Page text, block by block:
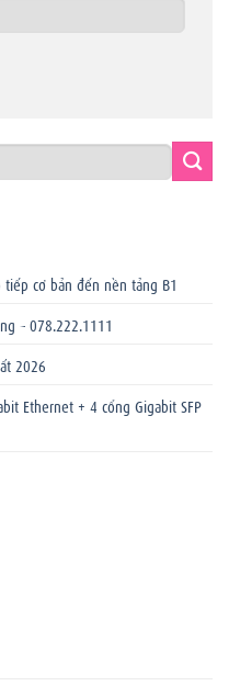
cơ bản đến nền tảng B1
– 078.222.1111
2026
Ethernet + 4 cổng Gigabit SFP